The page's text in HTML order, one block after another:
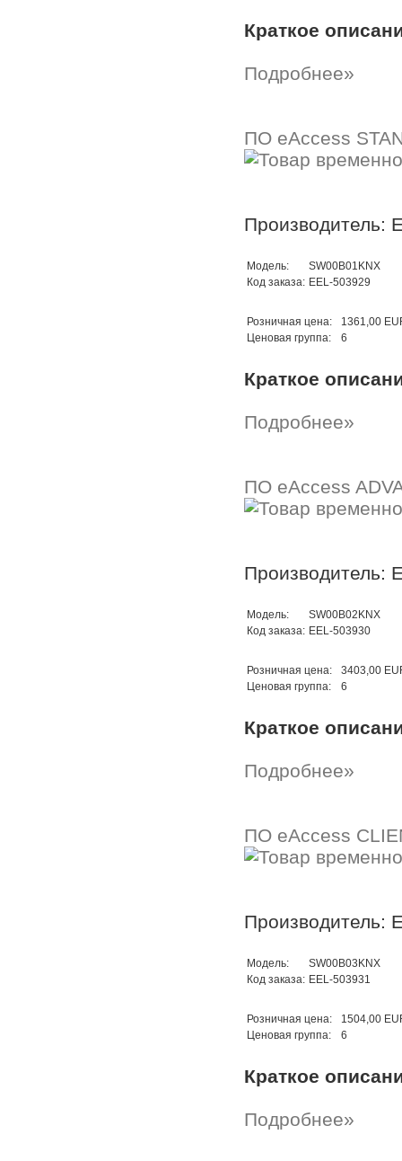
Краткое
Подробнее»
ПО eAccess
Производитель:
Модель:
SW00B01KNX
Код заказа: EEL-503929
Розничная цена:
1361,00
Ценовая группа:
6
Краткое
Подробнее»
ПО eAccess
Производитель:
Модель:
SW00B02KNX
Код заказа: EEL-503930
Розничная цена:
3403,00
Ценовая группа:
6
Краткое
Подробнее»
ПО eAccess
Производитель:
Модель:
SW00B03KNX
Код заказа: EEL-503931
Розничная цена:
1504,00
Ценовая группа:
6
Краткое
Подробнее»